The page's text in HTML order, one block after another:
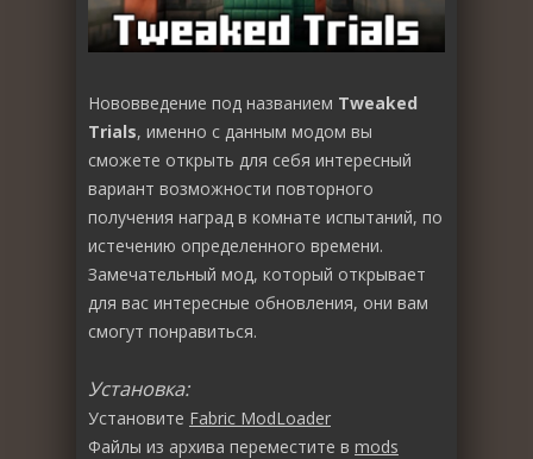
Нововведение под названием Tweaked
Trials, именно с данным модом вы
сможете открыть для себя интересный
вариант возможности повторного
получения наград в комнате испытаний, по
истечению определенного времени.
Замечательный мод, который открывает
для вас интересные обновления, они вам
смогут понравиться.
Установка:
Установите Fabric ModLoader
Файлы из архива переместите в mods